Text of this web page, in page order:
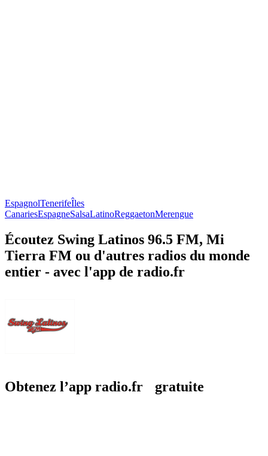
EspagnolTenerifeÎles
CanariesEspagneSalsaLatinoReggaetonMerengue
Écoutez Swing Latinos 96.5 FM, Mi
Tierra FM ou d'autres radios du monde
entier - avec l'app de radio.fr
Obtenez l’app radio.fr gratuite